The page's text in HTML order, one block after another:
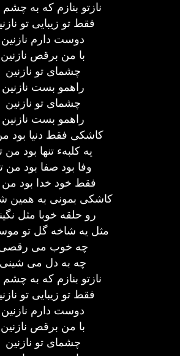
نازتو بنازم که به چشم
فقط تو زیبایی تو
دوست دارم نازنین
با من برقص نازنین
چشمای تو نازنین
راهمو بست نازنین
چشمای تو نازنین
راهمو بست نازنین
کاشکی فقط دنیا بود
یه کلبهء تنها بود من
وفا بود صفا بود من
فقط خود خدا بود من
کاشکی بمونی به همین
رو حلقه خوبا مثل
مثل یه شاخه گل تو
چه خوب می
چه به دل می شینی
نازتو بنازم که به چشم
فقط تو زیبایی تو
دوست دارم نازنین
با من برقص نازنین
چشمای تو نازنین